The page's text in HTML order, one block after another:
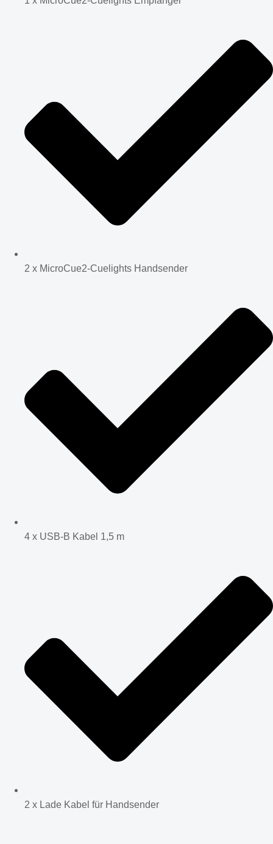
2 x MicroCue2-Cuelights Handsender
4 x USB-B Kabel 1,5 m
2 x Lade Kabel für Handsender